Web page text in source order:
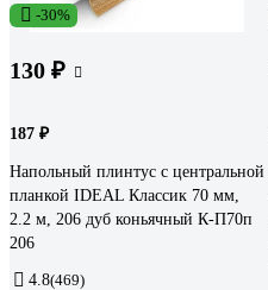
-30%
130 ₽
187 ₽
Напольный плинтус с центральной
планкой IDEAL Классик 70 мм,
2.2 м, 206 дуб коньячный К-П70п
206
4.8(469)